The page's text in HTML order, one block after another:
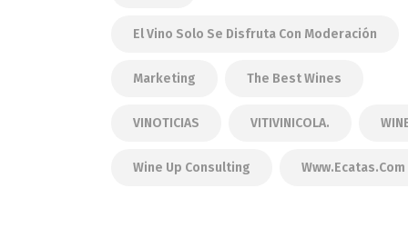
El Vino Solo Se Disfruta Con Moderación
Marketing The Best Wines
VINOTICIAS VITIVINICOLA.
Wine Up Consulting Www.ecatas.com